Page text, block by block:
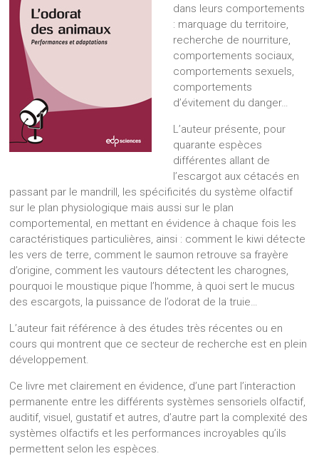
dans leurs comportements
: marquage du territoire,
recherche de nourriture,
comportements sociaux,
comportements sexuels,
comportements
d’évitement du danger…
L’auteur présente, pour
quarante espèces
différentes allant de
l’escargot aux cétacés en
passant par le mandrill, les spécificités du système olfactif
sur le plan physiologique mais aussi sur le plan
comportemental, en mettant en évidence à chaque fois les
caractéristiques particulières, ainsi : comment le kiwi détecte
les vers de terre, comment le saumon retrouve sa frayère
d’origine, comment les vautours détectent les charognes,
pourquoi le moustique pique l’homme, à quoi sert le mucus
des escargots, la puissance de l’odorat de la truie…
L’auteur fait référence à des études très récentes ou en
cours qui montrent que ce secteur de recherche est en plein
développement.
Ce livre met clairement en évidence, d’une part l’interaction
permanente entre les différents systèmes sensoriels olfactif,
auditif, visuel, gustatif et autres, d’autre part la complexité des
systèmes olfactifs et les performances incroyables qu’ils
permettent selon les espèces.